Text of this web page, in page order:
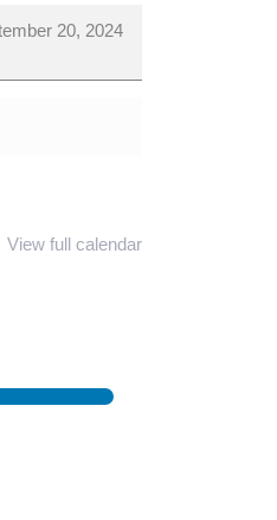
20, 2024
View full calendar